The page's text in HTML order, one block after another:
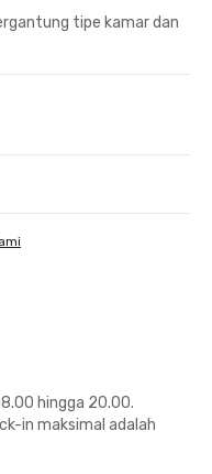
tipe kamar dan
hingga 20.00.
in maksimal adalah